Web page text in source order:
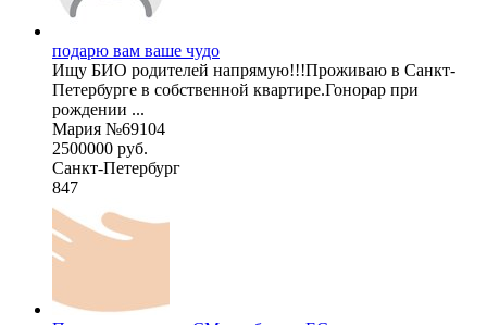
подарю вам ваше чудо
Ищу БИО родителей напрямую!!!Проживаю в Санкт-
Петербурге в собственной квартире.Гонорар при
рождении ...
Мария №69104
2500000 руб.
Санкт-Петербург
847